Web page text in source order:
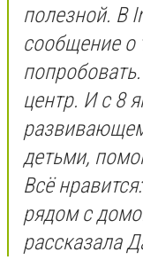
полезной. В
сообщение о
центр. И с 8
детьми,
Всё
рядом с
рассказала